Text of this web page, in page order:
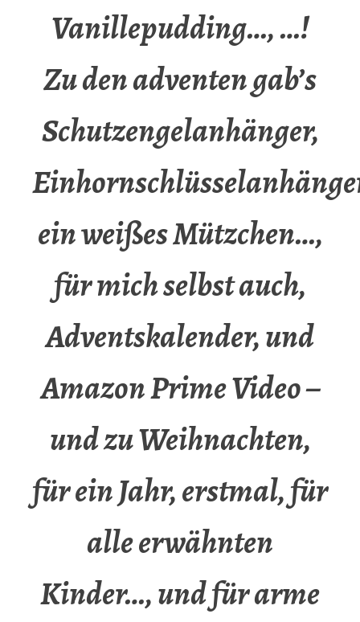
Vanillepudding…, …!
Zu den adventen gab’s
Schutzengelanhänger,
ein weißes Mützchen…,
für mich selbst auch,
Adventskalender, und
Amazon Prime Video –
und zu Weihnachten,
für ein Jahr, erstmal, für
alle erwähnten
Kinder…, und für arme